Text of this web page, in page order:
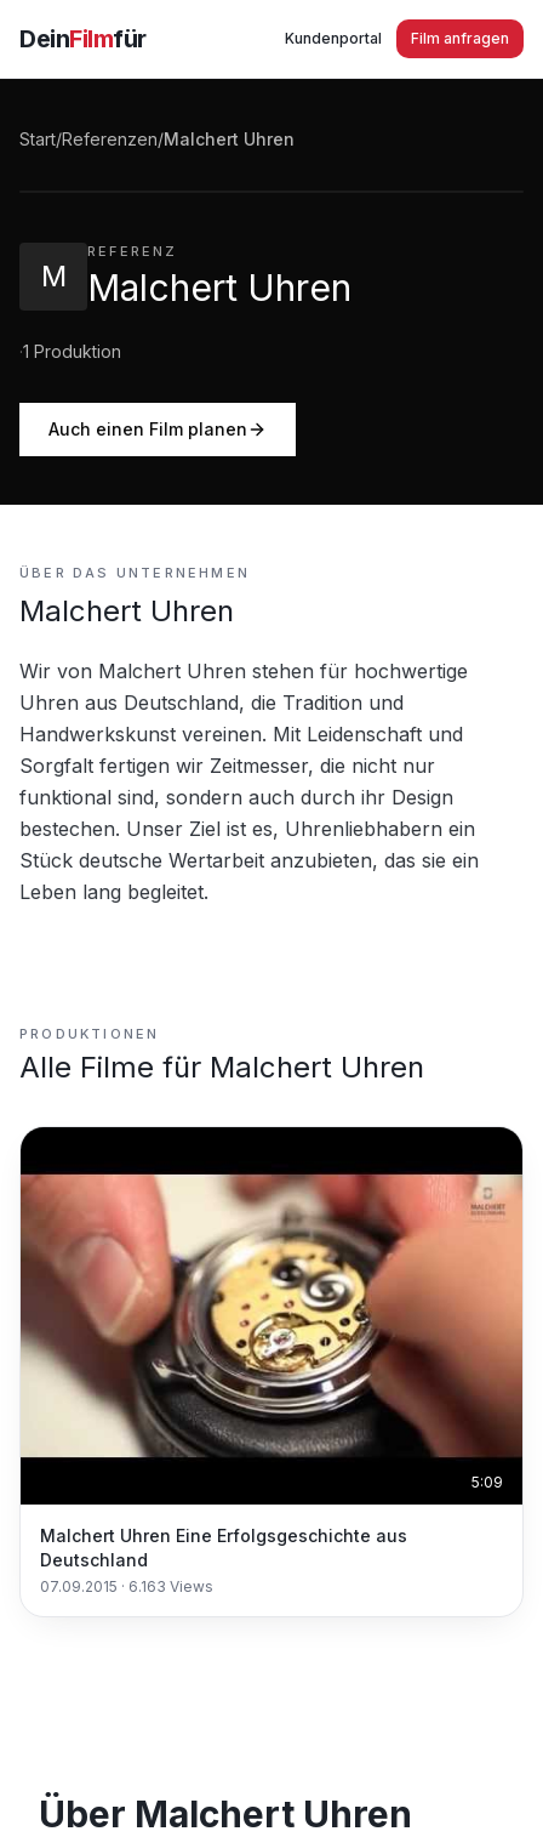
DeinFilmfür Kundenportal Film anfragen
Start/Referenzen/Malchert Uhren
M
REFERENZ
Malchert Uhren
·1 Produktion
Auch einen Film planen
Deutschland
ÜBER DAS UNTERNEHMEN
Malchert Uhren
Wir von Malchert Uhren stehen für hochwertige
Uhren aus Deutschland, die Tradition und
Handwerkskunst vereinen. Mit Leidenschaft und
Sorgfalt fertigen wir Zeitmesser, die nicht nur
funktional sind, sondern auch durch ihr Design
bestechen. Unser Ziel ist es, Uhrenliebhabern ein
Stück deutsche Wertarbeit anzubieten, das sie ein
Leben lang begleitet.
PRODUKTIONEN
Alle Filme für Malchert Uhren
5:09
Malchert Uhren Eine Erfolgsgeschichte aus
Deutschland
07.09.2015 · 6.163 Views
Über Malchert Uhren